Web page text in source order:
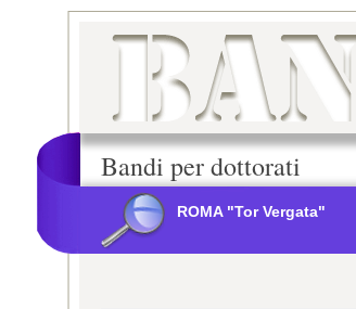
Bandi per dottorati
ROMA "Tor Vergata"